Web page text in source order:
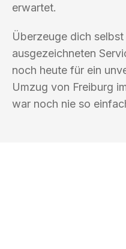
erwartet.
Überzeuge dich
ausgezeichneten
noch heute für ein
Umzug von Freiburg
war noch nie so